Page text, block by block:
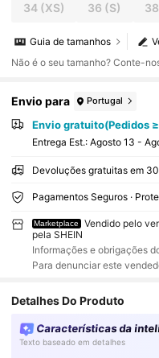
34(XS) 36 (S) 38
Guia de tamanhos
Não é o seu tamanho? Conte-
Envio para Portugal
Envio gratuito(Pedidos
Entrega Est.: Agosto 13 -
Devoluções gratuitas em
Pagamentos Seguros ·
Marketplace
Vendido pelo
pela SHEIN
Informações e obrigações
Para denunciar este
Detalhes Do Produto
Características da
Texto baseado em detalhes